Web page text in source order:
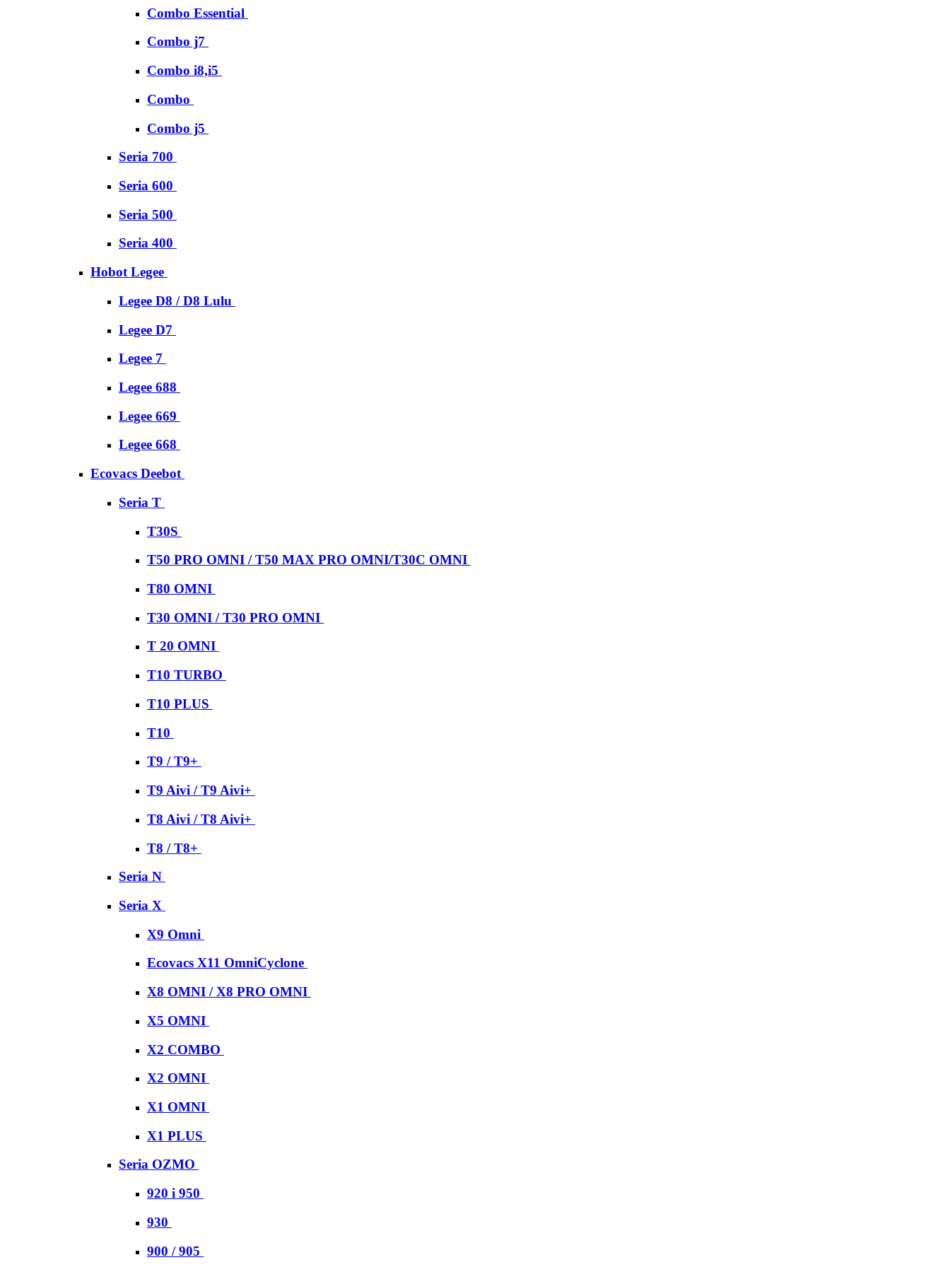
Combo Essential
Combo j7
Combo i8,i5
Combo
Combo j5
Seria 700
Seria 600
Seria 500
Seria 400
Hobot Legee
Legee D8 / D8 Lulu
Legee D7
Legee 7
Legee 688
Legee 669
Legee 668
Ecovacs Deebot
Seria T
T30S
T50 PRO OMNI / T50 MAX PRO OMNI/T30C OMNI
T80 OMNI
T30 OMNI / T30 PRO OMNI
T 20 OMNI
T10 TURBO
T10 PLUS
T10
T9 / T9+
T9 Aivi / T9 Aivi+
T8 Aivi / T8 Aivi+
T8 / T8+
Seria N
Seria X
X9 Omni
Ecovacs X11 OmniCyclone
X8 OMNI / X8 PRO OMNI
X5 OMNI
X2 COMBO
X2 OMNI
X1 OMNI
X1 PLUS
Seria OZMO
920 i 950
930
900 / 905